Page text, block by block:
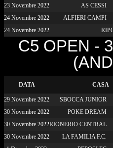
23 Novembre 2022
AS CESSI
24 Novembre 2022
ALFIERI CAMPI
24 Novembre 2022
C5 OPEN -
DATA CASA
29 Novembre 2022 SBOCCA JUNIOR
30 Novembre 2022
POKE DREAM
30 Novembre 2022RIONERIO CENTRAL
30 Novembre 2022
LA FAMILIA F.C.